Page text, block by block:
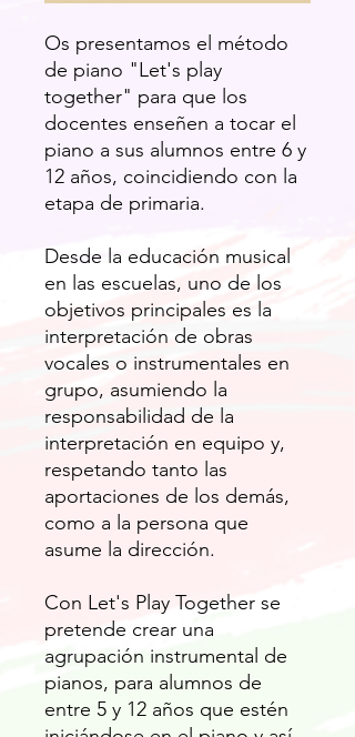
Os presentamos el método
de piano "Let's play
together" para que los
docentes enseñen a tocar el
piano a sus alumnos entre 6 y
12 años, coincidiendo con la
etapa de primaria.
Desde la educación musical
en las escuelas, uno de los
objetivos principales es la
interpretación de obras
vocales o instrumentales en
grupo, asumiendo la
responsabilidad de la
interpretación en equipo y,
respetando tanto las
aportaciones de los demás,
como a la persona que
asume la dirección.
Con Let's Play Together se
pretende crear una
agrupación instrumental de
pianos, para alumnos de
entre 5 y 12 años que estén